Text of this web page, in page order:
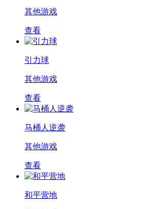
其他游戏
查看
引力球
其他游戏
查看
马桶人逆袭
其他游戏
查看
和平营地